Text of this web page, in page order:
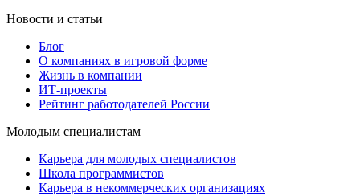
Новости и статьи
Блог
О компаниях в игровой форме
Жизнь в компании
ИТ-проекты
Рейтинг работодателей России
Молодым специалистам
Карьера для молодых специалистов
Школа программистов
Карьера в некоммерческих организациях